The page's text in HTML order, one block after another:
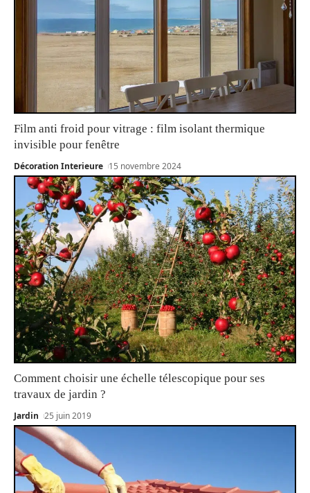
Film anti froid pour vitrage : film isolant thermique
invisible pour fenêtre
Décoration Interieure 15 novembre 2024
Comment choisir une échelle télescopique pour ses
travaux de jardin ?
Jardin 25 juin 2019